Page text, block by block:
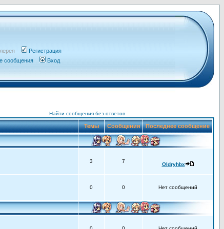
Регистрация
сообщения Вход
Найти сообщения без ответов
Темы Сообщения Последнее сообщение
3 7
Oldryhbx
0 0 Нет сообщений